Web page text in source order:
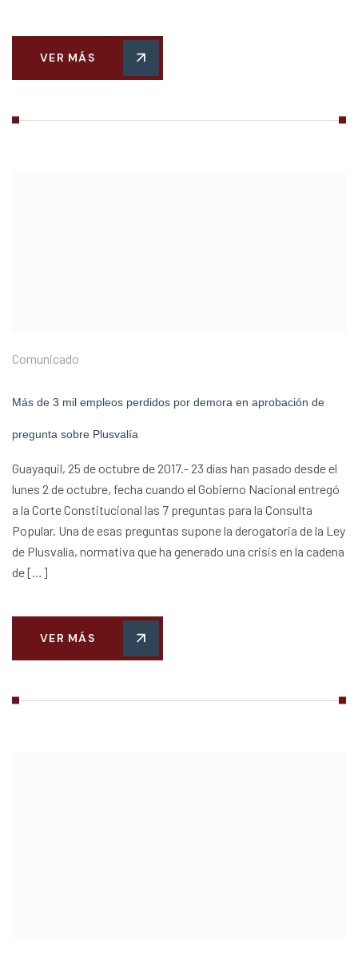
VER MÁS
Comunicado
Más de 3 mil empleos perdidos por demora en aprobación de
pregunta sobre Plusvalía
Guayaquil, 25 de octubre de 2017.- 23 días han pasado desde el
lunes 2 de octubre, fecha cuando el Gobierno Nacional entregó
a la Corte Constitucional las 7 preguntas para la Consulta
Popular. Una de esas preguntas supone la derogatoria de la Ley
de Plusvalía, normativa que ha generado una crisis en la cadena
de […]
VER MÁS